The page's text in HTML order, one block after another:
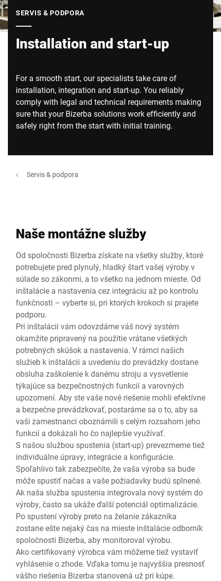
SERVIS & PODPORA
Installation and start-up
For a smooth start, our specialists take care of
installation, integration and start-up. You reliably
comply with legal and technical requirements making
sure that your Bizerba solutions work efficiently and
safely right from the start with initial training.
Servis & podpora
Naše montážne služby
Od spoločnosti Bizerba získate na všetky služby, ktoré
potrebujete pred plynulý, hladký štart vašej výroby v
súlade so zákonmi, a to všetko na jednom mieste. Od
inštalácie a nastavenia cez integráciu až po kontrolu
funkčnosti – vyberte si, pri ktorých krokoch si prajete
podporu.
Pri inštalácii vám odovzdáme váš nový systém
okamžite pripravený na použitie vrátane všetkých
potrebných skúšok a nastavenia. V rámci našich
služieb k inštalácii a uvedeniu do prevádzky dostane
obsluha zaškolenie k danému stroju a vysvetlenie
týkajúce sa bezpečnostných funkcií a varovných
upozornení. Aby ste vaše nové riešenie mohli efektívne
a bezpečne prevádzkovať, postaráme sa o to, aby sa
vaši zamestnanci oboznámili s celým rozsahom jeho
funkcií a dokázali ho čo najlepšie využívať.
S našou službou spustenia (start-up) prevezmeme tiež
individuálne úpravy, integrácie a konfigurácie.
Spoľahlivo tak zabezpečíte, že vaša výroba sa bude
môže spustiť načas a vaše požiadavky budú splnené.
Ak naša služba spustenia integrovala nový systém do
výroby, často sa ukáže ďalší potenciál optimalizácie.
Po spustení výroby preto na želanie zákazníka
zostane ešte nejaký čas na mieste inštalácie odborník
spoločnosti Bizerba, aby monitoroval výrobu.
Ako certifikovaný výrobca vám môžeme tiež vystaviť
vyhlásenie o zhode. Vďaka tomu je najvyššia presnosť
vášho riešenia Bizerba stanovená už pri kúpe.